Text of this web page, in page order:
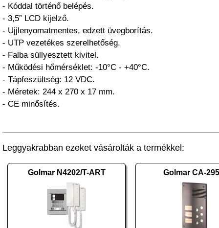
- Kóddal történő belépés.
- 3,5” LCD kijelző.
- Ujjlenyomatmentes, edzett üvegborítás.
- UTP vezetékes szerelhetőség.
- Falba süllyesztett kivitel.
- Működési hőmérséklet: -10°C - +40°C.
- Tápfeszültség: 12 VDC.
- Méretek: 244 x 270 x 17 mm.
- CE minősítés.
Leggyakrabban ezeket vásárolták a termékkel:
Golmar N4202/T-ART Golmar CA-